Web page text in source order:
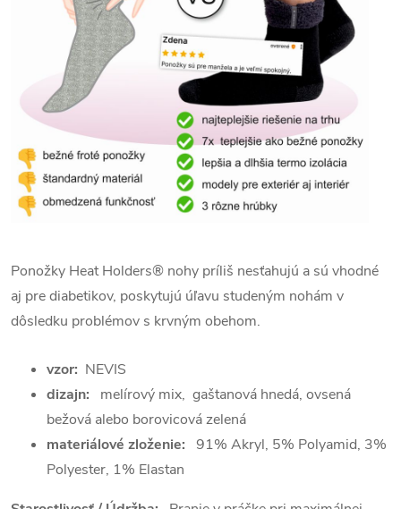
Ponožky Heat Holders® nohy príliš nesťahujú a sú vhodné
aj pre diabetikov, poskytujú úľavu studeným nohám v
dôsledku problémov s krvným obehom.
vzor: NEVIS
dizajn: melírový mix, gaštanová hnedá, ovsená
bežová alebo borovicová zelená
materiálové zloženie: 91% Akryl, 5% Polyamid, 3%
Polyester, 1% Elastan